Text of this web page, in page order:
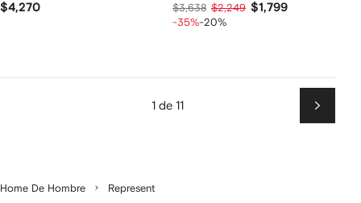
$4,270 $3,638 $2,249 $1,799
-35%-20%
1 de 11
Home De Hombre Represent